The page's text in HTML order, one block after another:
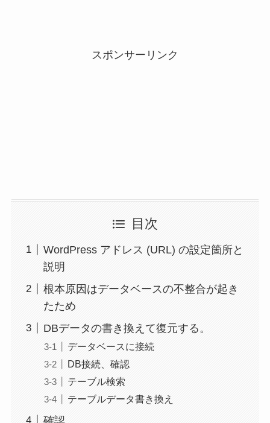
スポンサーリンク
目次
WordPress アドレス (URL) の設定箇所と
説明
根本原因はデータベースの不整合が起き
たため
DBデータの書き換えて復元する。
データベースに接続
DB接続、確認
テーブル検索
テーブルデータ書き換え
確認